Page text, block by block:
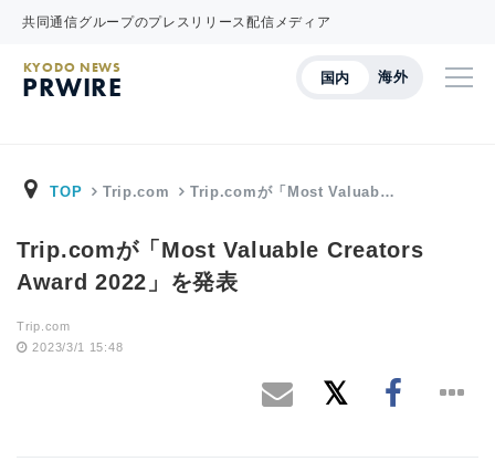
共同通信グループのプレスリリース配信メディア
国内 海外
KYODO NEWS
PRWIRE
TOP Trip.com Trip.comが「Most Valuab…
Trip.comが「Most Valuable Creators
Award 2022」を発表
Trip.com
2023/3/1 15:48